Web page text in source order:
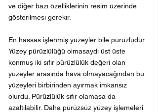
ve diğer bazı özelliklerinin resim üzerinde
gösterilmesi gerekir.
En hassas işlenmiş yüzeyler bile pürüzlüdür.
Yüzey pürüzlülüğü olmasaydı üst üste
konmuş iki sıfır pürüzlülük değeri olan
yüzeyler arasında hava olmayacağından bu
yüzeyleri birbirinden ayırmak imkansız
olurdu. Pürüzlülük sıfır olamasa da
azaltılabilir. Daha pürüzsüz yüzey işlemeleri